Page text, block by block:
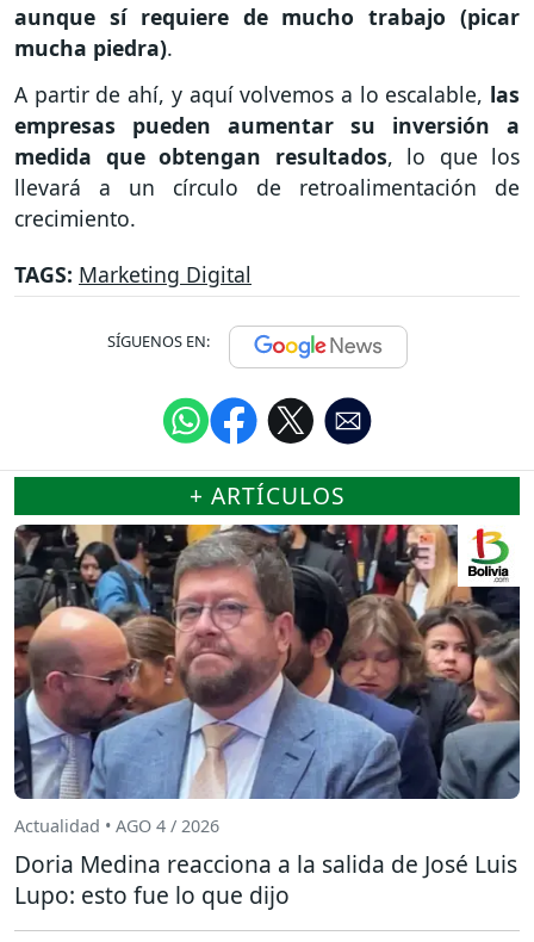
aunque sí requiere de mucho trabajo (picar
mucha piedra).
A partir de ahí, y aquí volvemos a lo escalable, las
empresas pueden aumentar su inversión a
medida que obtengan resultados, lo que los
llevará a un círculo de retroalimentación de
crecimiento.
TAGS: Marketing Digital
SÍGUENOS EN:
+ ARTÍCULOS
Actualidad • AGO 4 / 2026
Doria Medina reacciona a la salida de José Luis
Lupo: esto fue lo que dijo